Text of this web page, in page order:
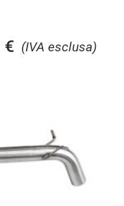
(IVA esclusa)
€